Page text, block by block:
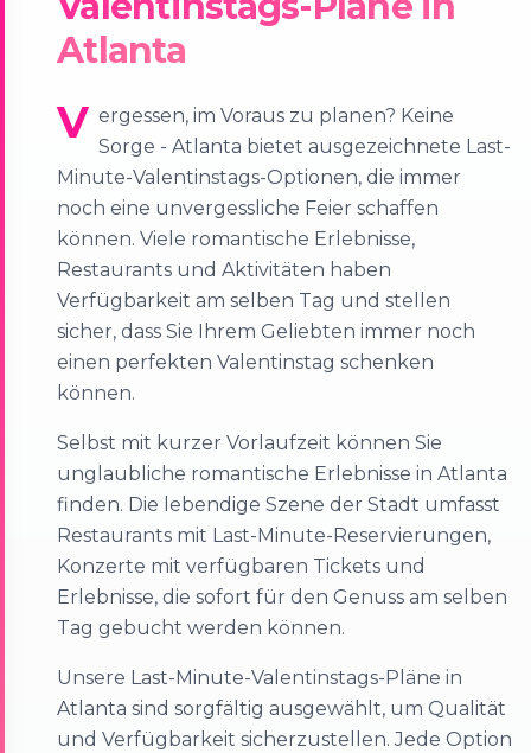
Atlanta
V ergessen, im Voraus zu planen? Keine
Sorge - Atlanta bietet ausgezeichnete Last-
Minute-Valentinstags-Optionen, die immer
noch eine unvergessliche Feier schaffen
können. Viele romantische Erlebnisse,
Restaurants und Aktivitäten haben
Verfügbarkeit am selben Tag und stellen
sicher, dass Sie Ihrem Geliebten immer noch
einen perfekten Valentinstag schenken
können.
Selbst mit kurzer Vorlaufzeit können Sie
unglaubliche romantische Erlebnisse in Atlanta
finden. Die lebendige Szene der Stadt umfasst
Restaurants mit Last-Minute-Reservierungen,
Konzerte mit verfügbaren Tickets und
Erlebnisse, die sofort für den Genuss am selben
Tag gebucht werden können.
Unsere Last-Minute-Valentinstags-Pläne in
Atlanta sind sorgfältig ausgewählt, um Qualität
und Verfügbarkeit sicherzustellen. Jede Option